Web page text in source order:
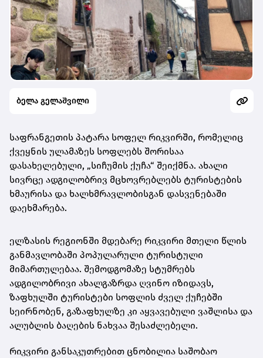
ბელა გელაშვილი
საფრანგეთის პატარა სოფელ რიკვირში, რომელიც
ქვეყნის ულამაზეს სოფლებს შორისაა
დასახელებული, „სიჩუმის ქუჩა“ შეიქმნა. ახალი
სივრცე ადგილობრივ მცხოვრებლებს ტურისტების
ხმაურისა და ხალხმრავლობისგან დასვენებაში
დაეხმარება.
ელზასის რეგიონში მდებარე რიკვირი მთელი წლის
განმავლობაში პოპულარული ტურისტული
მიმართულებაა. შემოდგომაზე სტუმრებს
ადგილობრივი ახალგაზრდა ღვინო იზიდავს,
ზაფხულში ტურისტები სოფლის ძველ ქუჩებში
სეირნობენ, გაზაფხულზე კი აყვავებული ვაშლისა და
ალუბლის ბაღების ნახვაა შესაძლებელი.
რიკვირი განსაკუთრებით ცნობილია საშობაო